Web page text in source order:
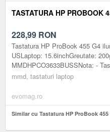
TASTATURA HP PROBOOK
228,99 RON
Tastatura HP ProBook 455 G4
USLaptop: 15.6inchGreutate:
MMDHPCO3633BUSSNota: -
mmd, tastaturi laptop
evomag.ro
Similar cu Tastatura HP ProBook